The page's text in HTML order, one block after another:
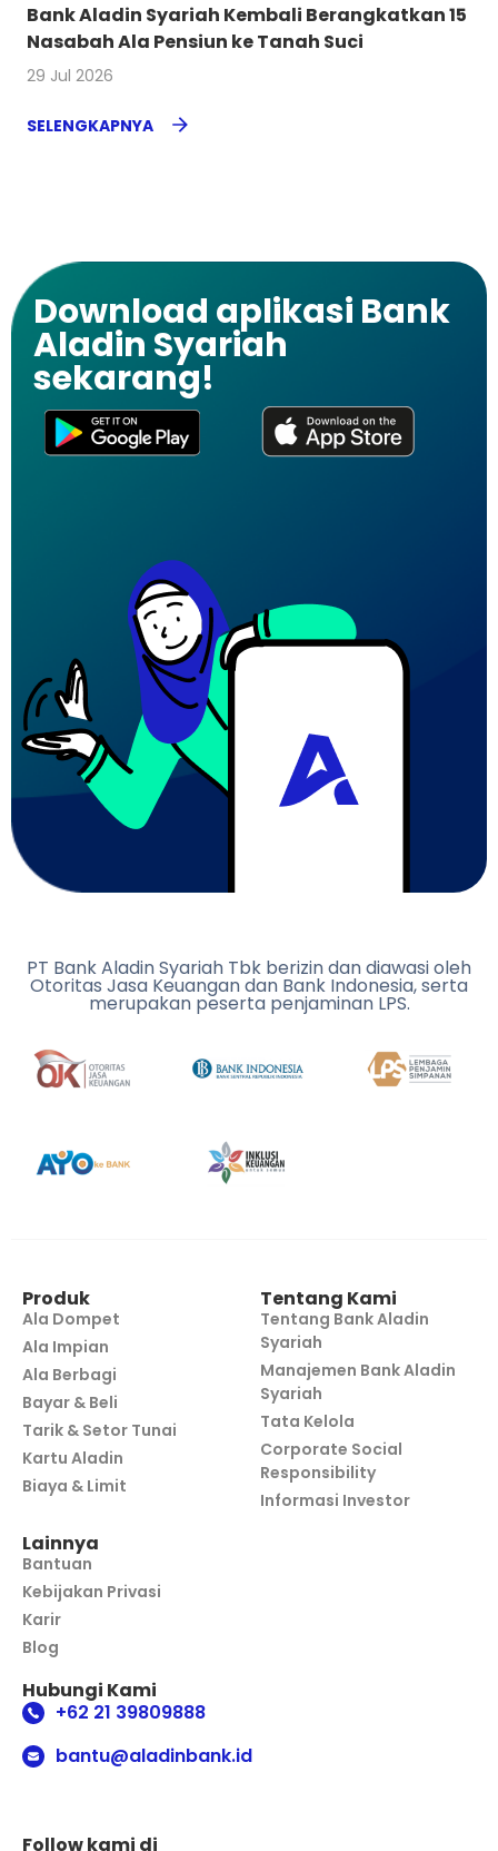
Bank Aladin Syariah Kembali Berangkatkan 15
Nasabah Ala Pensiun ke Tanah Suci
29 Jul 2026
SELENGKAPNYA
Download aplikasi Bank
Aladin Syariah
sekarang!
PT Bank Aladin Syariah Tbk berizin dan diawasi oleh
Otoritas Jasa Keuangan dan Bank Indonesia, serta
merupakan peserta penjaminan LPS.
Produk
Ala Dompet
Ala Impian
Ala Berbagi
Bayar & Beli
Tarik & Setor Tunai
Kartu Aladin
Biaya & Limit
Tentang Kami
Tentang Bank Aladin
Syariah
Manajemen Bank Aladin
Syariah
Tata Kelola
Corporate Social
Responsibility
Informasi Investor
Lainnya
Bantuan
Kebijakan Privasi
Karir
Blog
Hubungi Kami
+62 21 39809888
bantu@aladinbank.id
Follow kami di